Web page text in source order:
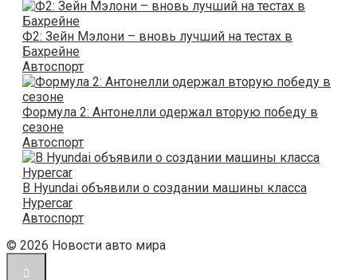
Ф2: Зейн Мэлони – вновь лучший на тестах в
Бахрейне
Автоспорт
Формула 2: Антонелли одержал вторую победу в
сезоне
Автоспорт
В Hyundai объявили о создании машины класса
Hypercar
Автоспорт
© 2026 Новости авто мира